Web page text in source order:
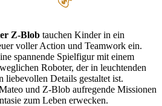
Z-Blob tauchen Kinder in ein
voller Action und Teamwork ein.
spannende Spielfigur mit einem
Roboter, der in leuchtenden
liebevollen Details gestaltet ist.
und Z-Blob aufregende Missionen
zum Leben erwecken.